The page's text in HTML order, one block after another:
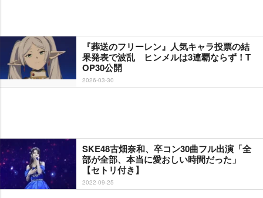
『葬送のフリーレン』人気キャラ投票の結
果発表で波乱 ヒンメルは3連覇ならず！T
OP30公開
2026-03-30
SKE48古畑奈和、卒コン30曲フル出演「全
部が全部、本当に愛おしい時間だった」
【セトリ付き】
2022-09-25